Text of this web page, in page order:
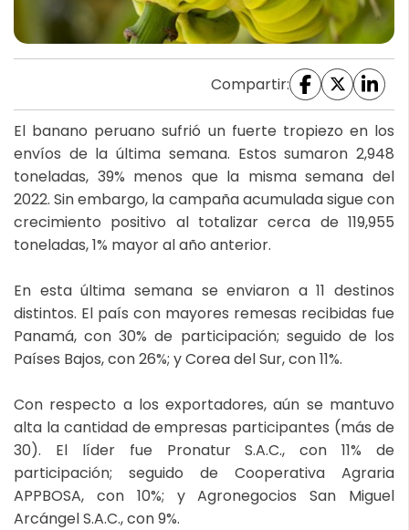
Compartir:
El banano peruano sufrió un fuerte tropiezo en los
envíos de la última semana. Estos sumaron 2,948
toneladas, 39% menos que la misma semana del
2022. Sin embargo, la campaña acumulada sigue con
crecimiento positivo al totalizar cerca de 119,955
toneladas, 1% mayor al año anterior.
En esta última semana se enviaron a 11 destinos
distintos. El país con mayores remesas recibidas fue
Panamá, con 30% de participación; seguido de los
Países Bajos, con 26%; y Corea del Sur, con 11%.
Con respecto a los exportadores, aún se mantuvo
alta la cantidad de empresas participantes (más de
30). El líder fue Pronatur S.A.C., con 11% de
participación; seguido de Cooperativa Agraria
APPBOSA, con 10%; y Agronegocios San Miguel
Arcángel S.A.C., con 9%.